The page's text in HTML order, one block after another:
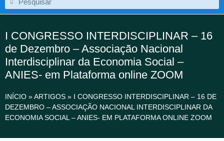
I CONGRESSO INTERDISCIPLINAR – 16
de Dezembro – Associação Nacional
Interdisciplinar da Economia Social –
ANIES- em Plataforma online ZOOM
INÍCIO »ARTIGOS » I CONGRESSO INTERDISCIPLINAR – 16 DE
DEZEMBRO – ASSOCIAÇÃO NACIONAL INTERDISCIPLINAR DA
ECONOMIA SOCIAL – ANIES- EM PLATAFORMA ONLINE ZOOM